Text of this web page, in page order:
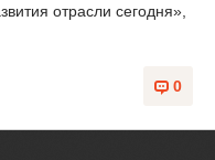
отрасли сегодня»,
0